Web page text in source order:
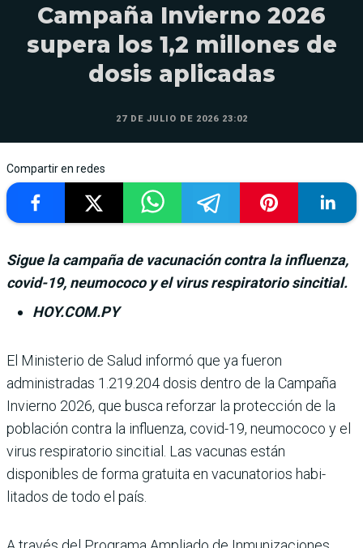
Campaña Invierno 2026
supera los 1,2 millones de
dosis aplicadas
27 DE JULIO DE 2026 23:02
Compartir en redes
Sigue la campaña de vacunación contra la influenza,
covid-19, neumococo y el virus respiratorio sincitial.
HOY.COM.PY
El Ministerio de Salud informó que ya fue­ron
administradas 1.219.204 dosis dentro de la Campaña
Invierno 2026, que busca reforzar la protección de la
población contra la influenza, covid-19, neumococo y el
virus respiratorio sincitial. Las vacu­nas están
disponibles de forma gratuita en vacunatorios habi­
litados de todo el país.